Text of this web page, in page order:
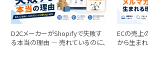
D2CメーカーがShopifyで失敗す
る本当の理由 ― 売れているのに、
ECの売上
から生ま